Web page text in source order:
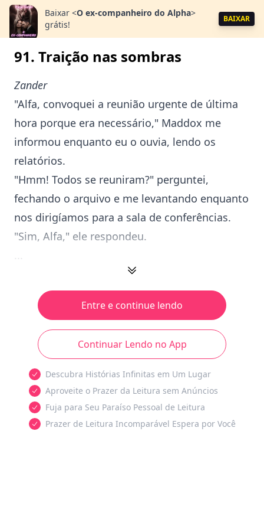
Baixar <O ex-companheiro do Alpha>
grátis!
BAIXAR
91. Traição nas sombras
Zander
"Alfa, convoquei a reunião urgente de última
hora porque era necessário," Maddox me
informou enquanto eu o ouvia, lendo os
relatórios.
"Hmm! Todos se reuniram?" perguntei,
fechando o arquivo e me levantando enquanto
nos dirigíamos para a sala de conferências.
"Sim, Alfa," ele respondeu.
...
Entre e continue lendo
Continuar Lendo no App
Descubra Histórias Infinitas em Um Lugar
Aproveite o Prazer da Leitura sem Anúncios
Fuja para Seu Paraíso Pessoal de Leitura
Prazer de Leitura Incomparável Espera por Você